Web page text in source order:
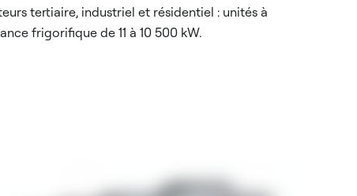
tertiaire, industriel et résidentiel : unités à
frigorifique de 11 à 10 500 kW.